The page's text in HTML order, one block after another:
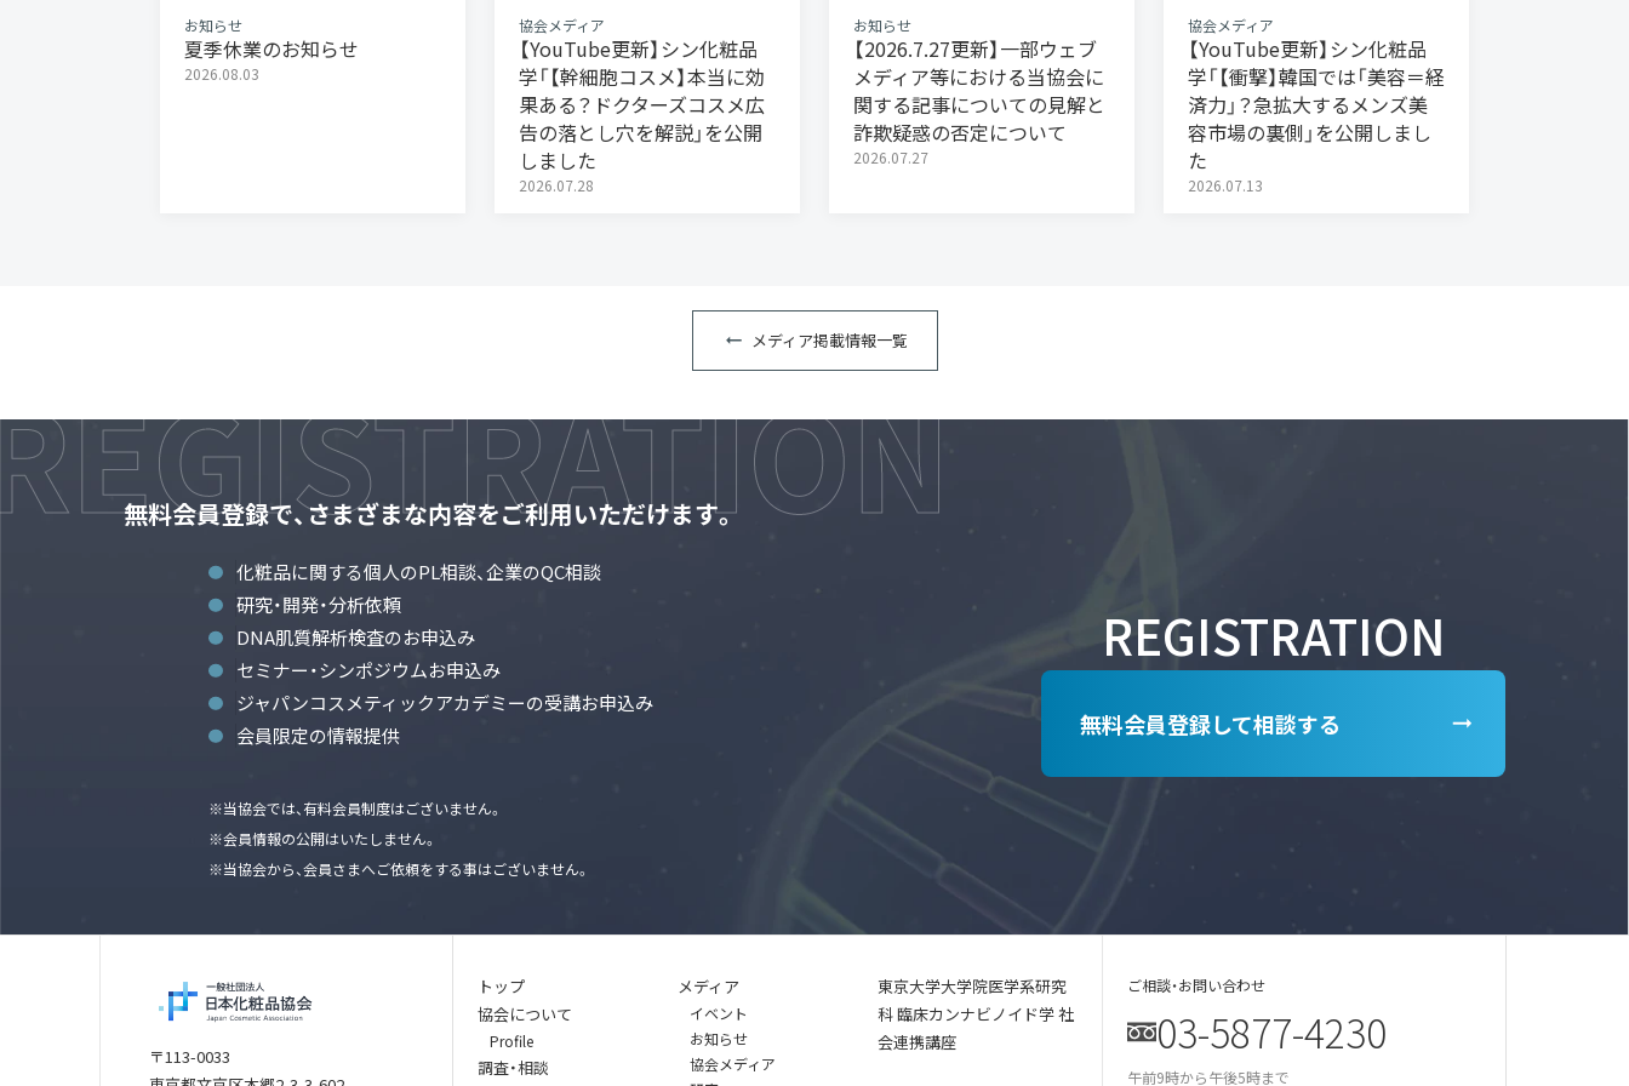
お知らせ
夏季休業のお知らせ
2026.08.03
協会メディア
【YouTube更新】シン化粧品
学「【幹細胞コスメ】本当に効
果ある？ドクターズコスメ広
告の落とし穴を解説」を公開
しました
2026.07.28
お知らせ
【2026.7.27更新】一部ウェブ
メディア等における当協会に
関する記事についての見解と
詐欺疑惑の否定について
2026.07.27
協会メディア
【YouTube更新】シン化粧品
学「【衝撃】韓国では「美容＝経
済力」？急拡大するメンズ美
容市場の裏側」を公開しまし
た
2026.07.13
メディア掲載情報一覧
無料会員登録で、さまざまな内容をご利用いただけます。
化粧品に関する個人のPL相談、企業のQC相談
研究・開発・分析依頼
DNA肌質解析検査のお申込み
セミナー・シンポジウムお申込み
ジャパンコスメティックアカデミーの受講お申込み
会員限定の情報提供
※当協会では、有料会員制度はございません。
※会員情報の公開はいたしません。
※当協会から、会員さまへご依頼をする事はございません。
REGISTRATION
無料会員登録して相談する
〒113-0033
トップ
協会について
Profile
調査・相談
メディア
イベント
お知らせ
協会メディア
東京大学大学院医学系研究
科 臨床カンナビノイド学 社
会連携講座
ご相談・お問い合わせ
03-5877-4230
午前9時から午後5時まで